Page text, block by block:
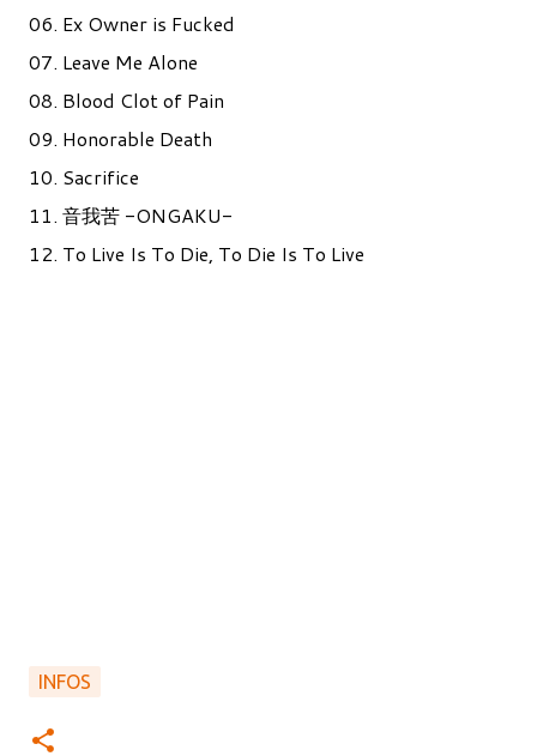
06. Ex Owner is Fucked
07. Leave Me Alone
08. Blood Clot of Pain
09. Honorable Death
10. Sacrifice
11. 音我苦 -ONGAKU-
12. To Live Is To Die, To Die Is To Live
INFOS